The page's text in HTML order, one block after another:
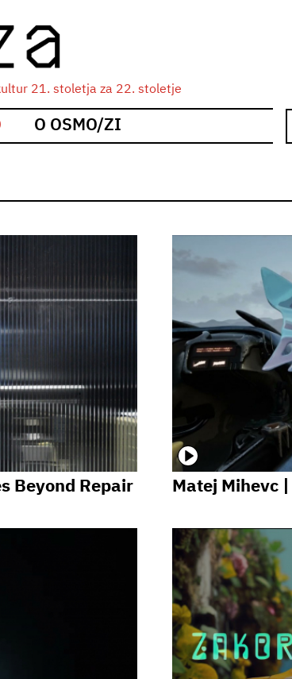
21. stoletja za 22. stoletje
O OSMO/ZI
Beyond Repair Matej Mihevc